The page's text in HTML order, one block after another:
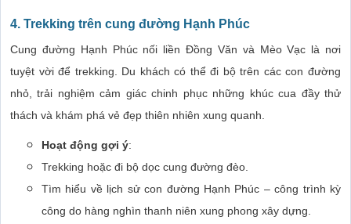
4. Trekking trên cung đường Hạnh Phúc
Cung đường Hạnh Phúc nối liền Đồng Văn và Mèo Vạc là nơi
tuyệt vời để trekking. Du khách có thể đi bộ trên các con đường
nhỏ, trải nghiệm cảm giác chinh phục những khúc cua đầy thử
thách và khám phá vẻ đẹp thiên nhiên xung quanh.
Hoạt động gợi ý:
Trekking hoặc đi bộ dọc cung đường đèo.
Tìm hiểu về lịch sử con đường Hạnh Phúc – công trình kỳ
công do hàng nghìn thanh niên xung phong xây dựng.